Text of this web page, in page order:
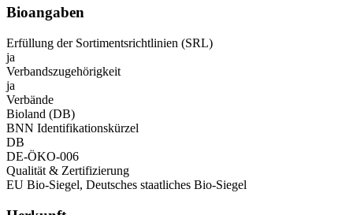
Bioangaben
Erfüllung der Sortimentsrichtlinien (SRL)
ja
Verbandszugehörigkeit
ja
Verbände
Bioland (DB)
BNN Identifikationskürzel
DB
DE-ÖKO-006
Qualität & Zertifizierung
EU Bio-Siegel, Deutsches staatliches Bio-Siegel